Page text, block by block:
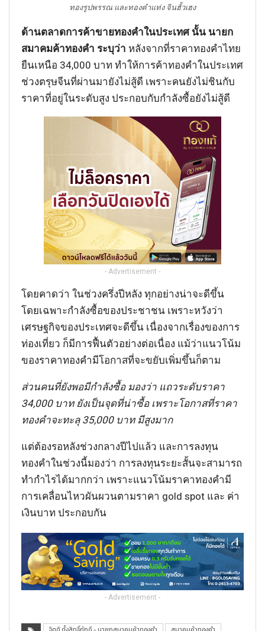
ทองรูปพรรณ และทองคำแท่ง จินฮั้วเฮง
ด้านตลาดการค้าขายทองคำในประเทศ นั้น นายก
สมาคมค้าทองคำ ระบุว่า หลังจากที่ราคาทองคำไทย
ยืนเหนือ 34,000 บาท ทำให้การค้าทองคำในประเทศ
ช่วงตรุษจีนที่ผ่านมายังไม่สู้ดี เพราะคนยังไม่ชินกับ
ราคาที่อยู่ในระดับสูง ประกอบกับกำลังซื้อยังไม่สู้ดี
- Advertisement -
โดยคาดว่า ในช่วงครึ่งปีหลัง ทุกอย่างน่าจะดีขึ้น
โดยเฉพาะกำลังซื้อของประชาชน เพราะหวังว่า
เศรษฐกิจของประเทศจะดีขึ้น เนื่องจากเรื่องของการ
ท่องเที่ยว ก็มีการฟื้นตัวอย่างต่อเนื่อง แม้ว่าแนวโน้ม
ของราคาทองคำมีโอกาสที่จะขยับเพิ่มขึ้นก็ตาม
ส่วนคนที่ยังพอมีกำลังซื้อ มองว่า แถวระดับราคา
34,000 บาท ยังเป็นจุดที่น่าซื้อ เพราะโอกาสที่ราคา
ทองคำจะทะลุ 35,000 บาท มีสูงมาก
แต่ต้องรอหลังช่วงกลางปีไปแล้ว และการลงทุน
ทองคำในช่วงนี้มองว่า การลงทุนระยะสั้นจะสามารถ
ทำกำไรได้มากกว่า เพราะแนวโน้มราคาทองคำมี
การเคลื่อนไหวผันผวนตามราคา gold spot และ ค่า
เงินบาท ประกอบกัน
- Advertisement -